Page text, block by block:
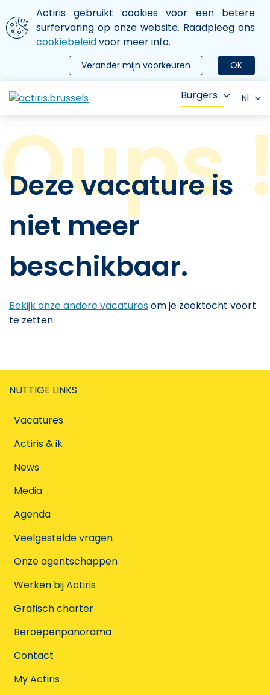
Aller au contenu principal
We gebruiken cookies
Actiris gebruikt cookies voor een betere
surfervaring op onze website. Raadpleeg ons
cookiebeleidvoor meer info.
OK
Verander mijn voorkeuren
le menu
Burgers Nl
Deze vacature is
niet meer
beschikbaar.
Bekijk onze andere vacaturesom je zoektocht voort
te zetten.
NUTTIGE LINKS
Vacatures
Actiris & ik
News
Media
Agenda
Veelgestelde vragen
Onze agentschappen
Werken bij Actiris
Grafisch charter
Beroepenpanorama
Contact
My Actiris